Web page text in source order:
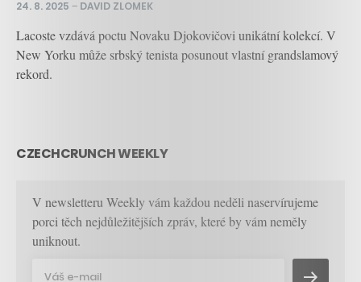
24. 8. 2025 – DAVID ZLOMEK
Lacoste vzdává poctu Novaku Djokovičovi unikátní kolekcí. V
New Yorku může srbský tenista posunout vlastní grandslamový
rekord.
CZECHCRUNCH WEEKLY
V newsletteru Weekly vám každou neděli naservírujeme
porci těch nejdůležitějších zpráv, které by vám neměly
uniknout.